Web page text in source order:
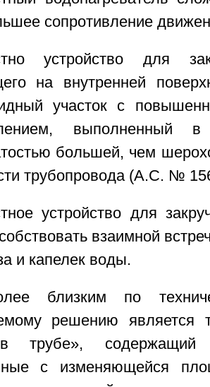
сопротивление
устройство для
на внутренней
участок с
большей, чем
трубопровода (А.С. №
устройство для
взаимной
и капелек воды.
близким по
решению является
трубе», содержащий
с изменяющейся